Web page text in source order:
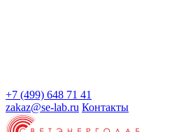
+7 (499) 648 71 41
zakaz@se-lab.ru Контакты